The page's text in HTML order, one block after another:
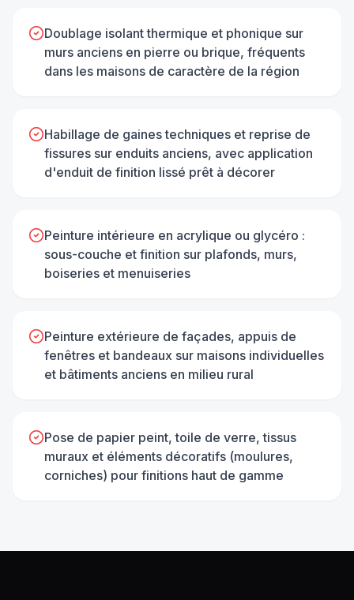
Doublage isolant thermique et phonique sur
murs anciens en pierre ou brique, fréquents
dans les maisons de caractère de la région
Habillage de gaines techniques et reprise de
fissures sur enduits anciens, avec application
d'enduit de finition lissé prêt à décorer
Peinture intérieure en acrylique ou glycéro :
sous-couche et finition sur plafonds, murs,
boiseries et menuiseries
Peinture extérieure de façades, appuis de
fenêtres et bandeaux sur maisons individuelles
et bâtiments anciens en milieu rural
Pose de papier peint, toile de verre, tissus
muraux et éléments décoratifs (moulures,
corniches) pour finitions haut de gamme